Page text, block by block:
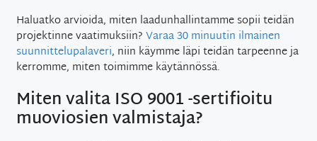
Haluatko arvioida, miten laadunhallintamme sopii teidän
projektinne vaatimuksiin?Varaa 30 minuutin ilmainen
suunnittelupalaveri, niin käymme läpi teidän tarpeenne ja
kerromme, miten toimimme käytännössä.
Miten valita ISO 9001 -sertifioitu
muoviosien valmistaja?